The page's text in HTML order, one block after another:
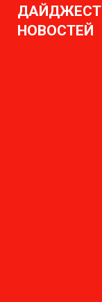
ДАЙДЖЕСТ
НОВОСТЕЙ